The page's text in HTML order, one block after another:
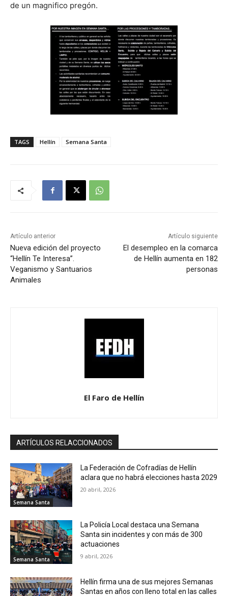
de un magnifico pregón.
TAGS Hellín Semana Santa
Artículo anterior
Nueva edición del proyecto
“Hellín Te Interesa”.
Veganismo y Santuarios
Animales
Artículo siguiente
El desempleo en la comarca
de Hellín aumenta en 182
personas
El Faro de Hellín
ARTÍCULOS RELACCIONADOS
Semana Santa
La Federación de Cofradías de Hellín
aclara que no habrá elecciones hasta 2029
20 abril, 2026
Semana Santa
La Policía Local destaca una Semana
Santa sin incidentes y con más de 300
actuaciones
9 abril, 2026
Hellín firma una de sus mejores Semanas
Santas en años con lleno total en las calles